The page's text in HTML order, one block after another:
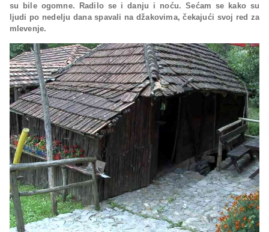
su bile ogomne. Radilo se i danju i noću. Sećam se kako su
ljudi po nedelju dana spavali na džakovima, čekajući svoj red za
mlevenje.